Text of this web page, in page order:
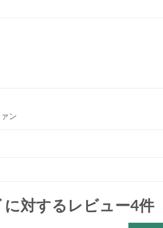
ン
に対するレビュー4件